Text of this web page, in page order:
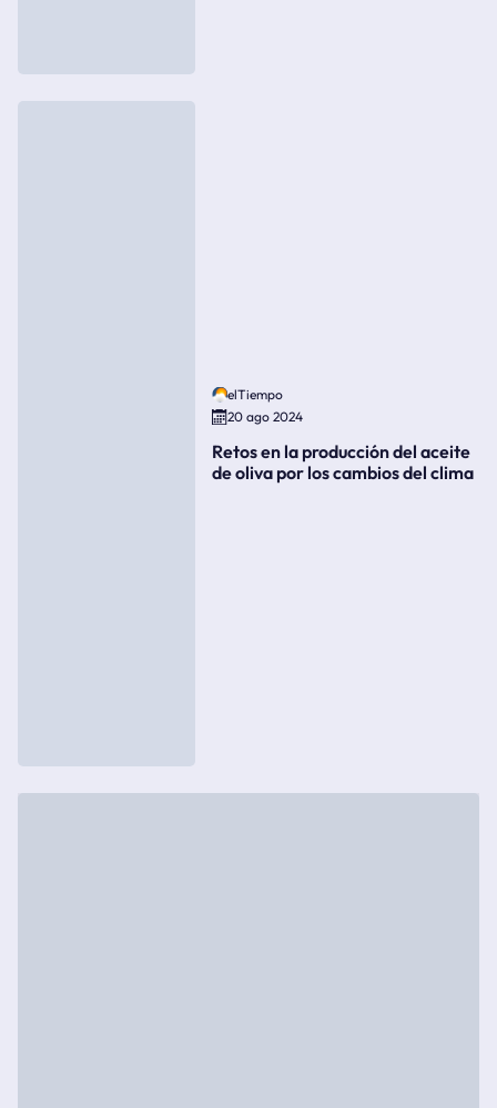
elTiempo
20 ago 2024
Retos en la producción del aceite
de oliva por los cambios del clima